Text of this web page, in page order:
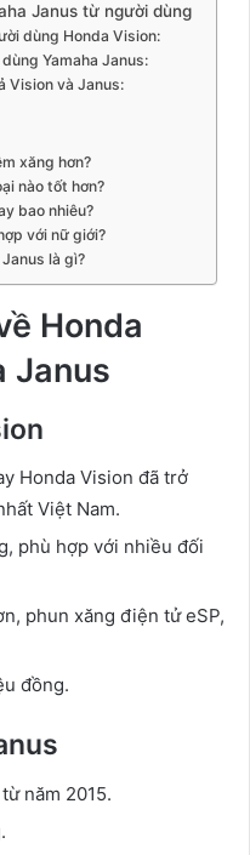
Janus từ người dùng
dùng Honda Vision:
Yamaha Janus:
Vision và Janus:
xăng hơn?
nào tốt hơn?
bao nhiêu?
với nữ giới?
là gì?
Honda
Janus
Honda Vision đã trở
Việt Nam.
phù hợp với nhiều đối
phun xăng điện tử eSP,
đồng.
năm 2015.